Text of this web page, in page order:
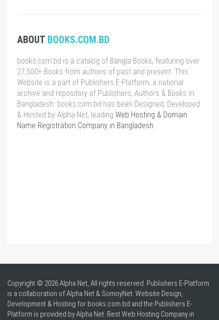
ABOUT BOOKS.COM.BD
books.com.bd is a catalog of Bangla Books, featuring over
27,500+ Books from authors of past and present. This
Website is a part of Publishers E-Platform, a national
archive and repository of Publishers, Authors & Books in
Bangladesh. books.com.bd has been Designed, Developed
& Hosted by Alpha Net, leading Web Hosting & Domain
Name Registration Company in Bangladesh
Copyright © 2026 Alpha Net, All rights reserved. Publishers E-Platform
is a collaboration of Alpha Net & SomoyNet. Website Design,
Development & Hosting for books.com.bd and the Publishers E-
Platform is provided by Alpha Net. BestWeb Hosting Company in